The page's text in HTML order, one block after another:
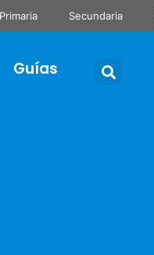
Primaria Secundaria
Guías